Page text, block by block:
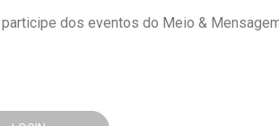
dos eventos do Meio &